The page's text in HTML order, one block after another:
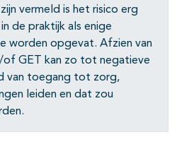
vermeld is het risico erg
de praktijk als enige
worden opgevat. Afzien van
of GET kan zo tot negatieve
van toegang tot zorg,
leiden en dat zou